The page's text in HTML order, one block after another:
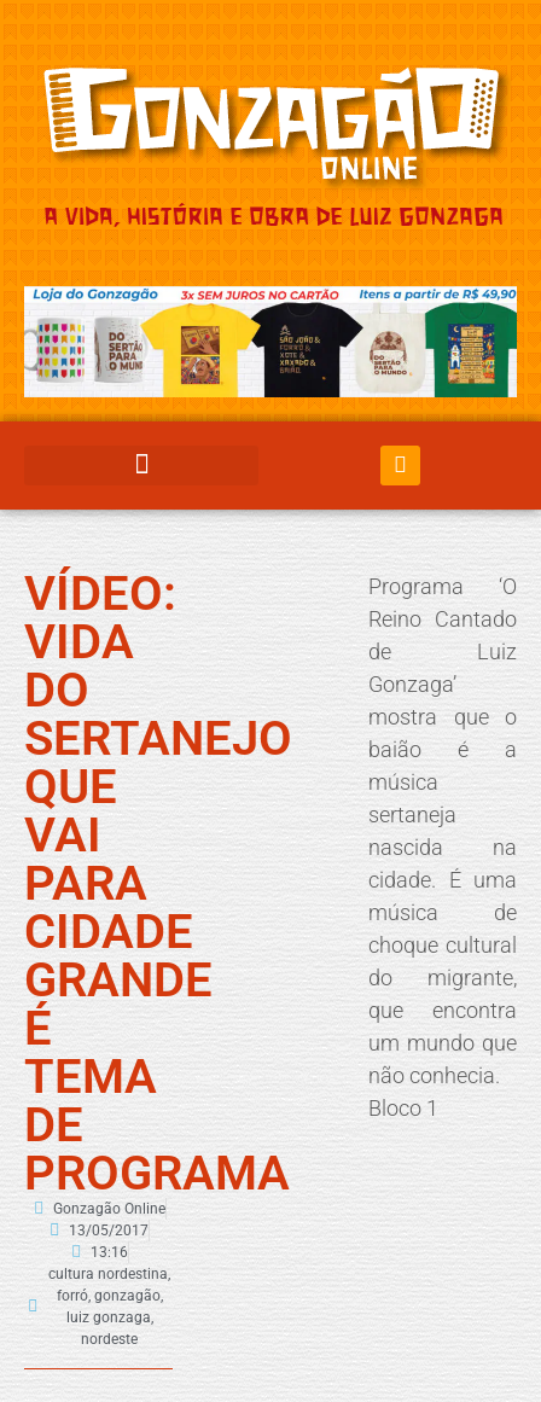
VÍDEO:
VIDA
DO
SERTANEJO
QUE
VAI
PARA
CIDADE
GRANDE
É
TEMA
DE
PROGRAMA
Gonzagão Online
13/05/2017
13:16
cultura nordestina,
forró, gonzagão,
luiz gonzaga,
nordeste
Programa ‘O
Reino Cantado
de Luiz
Gonzaga’
mostra que o
baião é a
música
sertaneja
nascida na
cidade. É uma
música de
choque cultural
do migrante,
que encontra
um mundo que
não conhecia.
Bloco 1